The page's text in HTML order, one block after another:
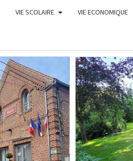
VIE SCOLAIRE VIE ECONOMIQUE